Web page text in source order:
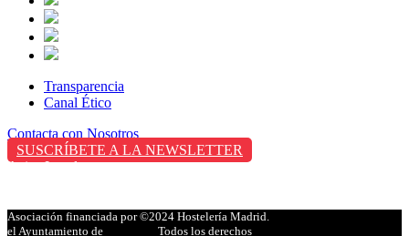
Transparencia
Canal Ético
Contacta con Nosotros
SUSCRÍBETE A LA NEWSLETTER
Aviso Legal
Asociación financiada por
el Ayuntamiento de
©2024 Hostelería Madrid.
Todos los derechos